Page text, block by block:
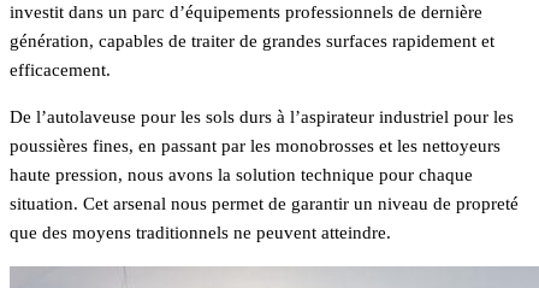
investit dans un parc d’équipements professionnels de dernière
génération, capables de traiter de grandes surfaces rapidement et
efficacement.
De l’autolaveuse pour les sols durs à l’aspirateur industriel pour les
poussières fines, en passant par les monobrosses et les nettoyeurs
haute pression, nous avons la solution technique pour chaque
situation. Cet arsenal nous permet de garantir un niveau de propreté
que des moyens traditionnels ne peuvent atteindre.